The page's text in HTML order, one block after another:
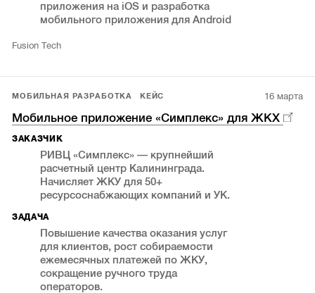
приложения на iOS и разработка
мобильного приложения для Android
Fusion Tech
МОБИЛЬНАЯ РАЗРАБОТКА КЕЙС 16 марта
Мобильное приложение «Симплекс» для ЖКХ
ЗАКАЗЧИК
РИВЦ «Симплекс» — крупнейший
расчетный центр Калининграда.
Начисляет ЖКУ для 50+
ресурсоснабжающих компаний и УК.
ЗАДАЧА
Повышение качества оказания услуг
для клиентов, рост собираемости
ежемесячных платежей по ЖКУ,
сокращение ручного труда
операторов.